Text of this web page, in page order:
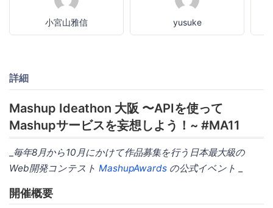
小宮山雅信 yusuke
詳細
Mashup Ideathon 大阪 〜APIを使って
Mashupサービスを妄想しよう！~ #MA11
毎年8月から10月にかけて作品募集を行う日本最大級の
Web開発コンテスト MashupAwards の公式イベント _
開催概要